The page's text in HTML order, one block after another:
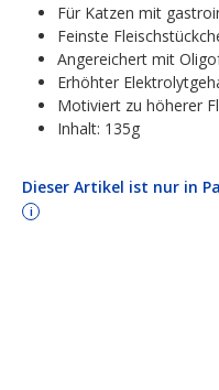
Für Katzen mit
Feinste
Angereichert mit
Erhöhter
Motiviert zu höherer
Inhalt: 135g
Dieser Artikel ist nur in
i